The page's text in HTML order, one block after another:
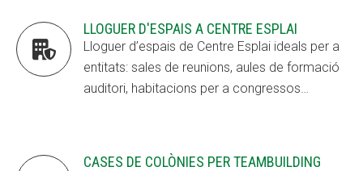

LLOGUER D'ESPAIS A CENTRE ESPLAI
Lloguer d’espais de Centre Esplai ideals per a
entitats: sales de reunions, aules de formació
auditori, habitacions per a congressos…
CASES DE COLÒNIES PER TEAMBUILDING